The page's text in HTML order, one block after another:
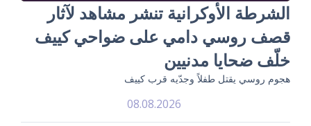
الشرطة الأوكرانية تنشر مشاهد لآثار
قصف روسي دامي على ضواحي كييف
خلّف ضحايا مدنيين
هجوم روسي يقتل طفلاً وجدّيه قرب كييف
08.08.2026